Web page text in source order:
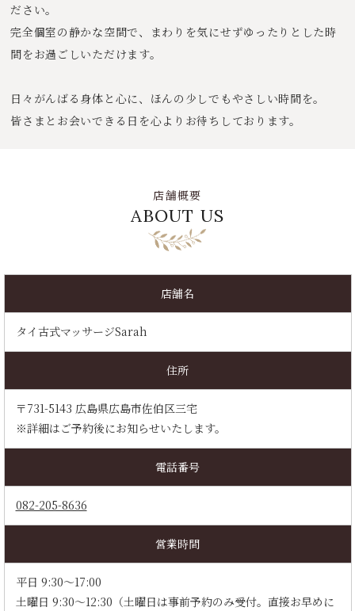
ださい。
完全個室の静かな空間で、まわりを気にせずゆったりとした時
間をお過ごしいただけます。
日々がんばる身体と心に、ほんの少しでもやさしい時間を。
皆さまとお会いできる日を心よりお待ちしております。
店舗概要
ABOUT US
店舗名
タイ古式マッサージSarah
住所
〒731-5143 広島県広島市佐伯区三宅
※詳細はご予約後にお知らせいたします。
電話番号
082-205-8636
営業時間
平日 9:30～17:00
土曜日 9:30～12:30（土曜日は事前予約のみ受付。直接お早めに